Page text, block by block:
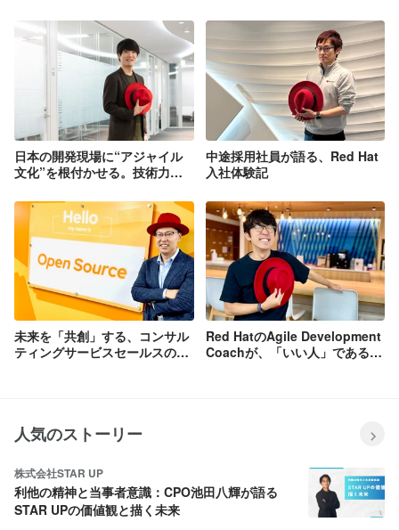
日本の開発現場に“アジャイル
文化”を根付かせる。技術力と
ト改革
中途採用社員が語る、Red Hat
入社体験記
未来を「共創」する、コンサル
ティングサービスセールスの魅
Red HatのAgile Development
Coachが、「いい人」であるこ
人気のストーリー
株式会社STAR UP
利他の精神と当事者意識：CPO池田八輝が語る
STAR UPの価値観と描く未来